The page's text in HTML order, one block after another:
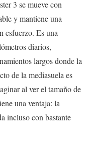
3 se mueve con
y mantiene una
esfuerzo. Es una
diarios,
largos donde la
de la mediasuela es
al ver el tamaño de
una ventaja: la
incluso con bastante